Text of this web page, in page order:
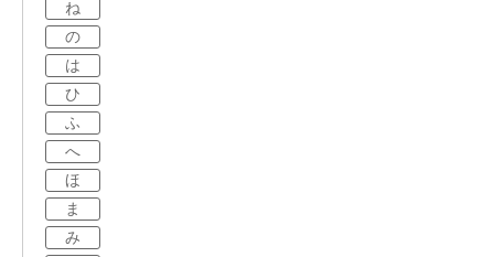
ね
の
は
ひ
ふ
へ
ほ
ま
み